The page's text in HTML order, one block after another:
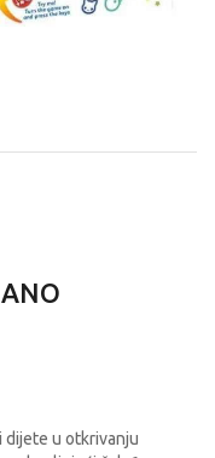
dijete u otkrivanju